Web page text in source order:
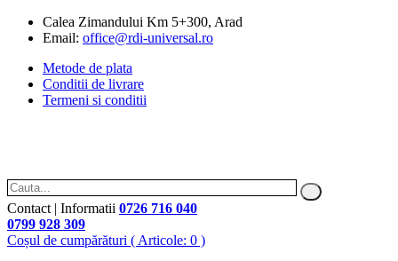
Calea Zimandului Km 5+300, Arad
Email: office@rdi-universal.ro
Metode de plata
Conditii de livrare
Termeni si conditii
Contact | Informatii 0726 716 040
0799 928 309
Coșul de cumpărături ( Articole: 0 )